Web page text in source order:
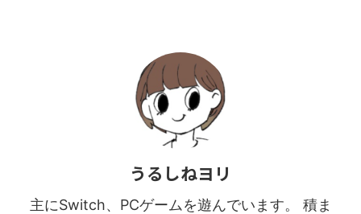
うるしねヨリ
主にSwitch、PCゲームを遊んでいます。 積ま